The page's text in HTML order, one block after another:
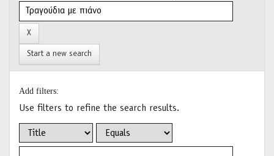
Start a new search
Add filters:
Use filters to refine the search results.